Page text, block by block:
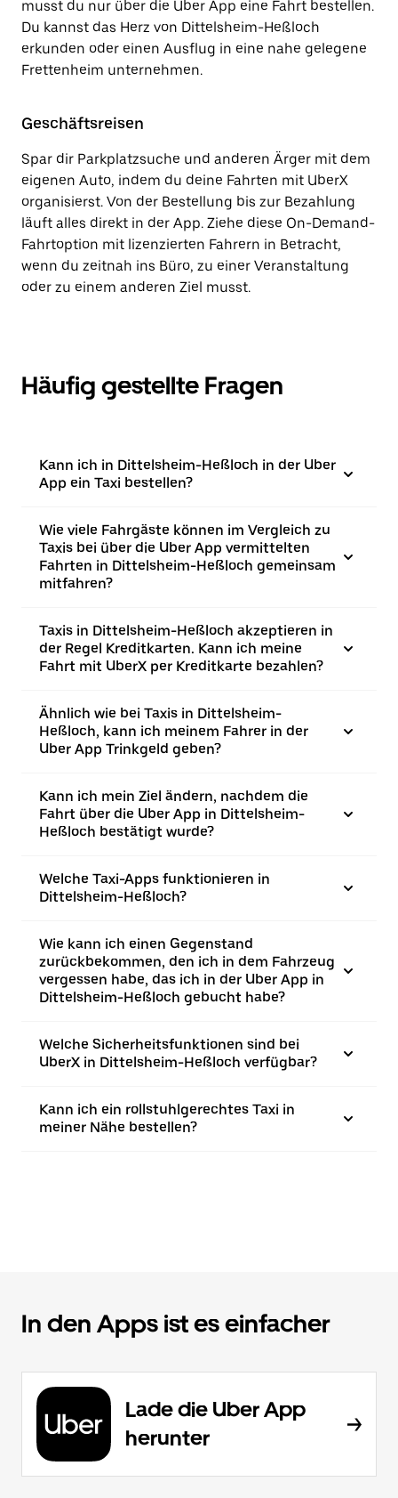
musst du nur über die Uber App eine Fahrt bestellen.
Du kannst das Herz von Dittelsheim-Heßloch
erkunden oder einen Ausflug in eine nahe gelegene
Frettenheim unternehmen.
Geschäftsreisen
Spar dir Parkplatzsuche und anderen Ärger mit dem
eigenen Auto, indem du deine Fahrten mit UberX
organisierst. Von der Bestellung bis zur Bezahlung
läuft alles direkt in der App. Ziehe diese On-Demand-
Fahrtoption mit lizenzierten Fahrern in Betracht,
wenn du zeitnah ins Büro, zu einer Veranstaltung
oder zu einem anderen Ziel musst.
Häufig gestellte Fragen
Kann ich in Dittelsheim-Heßloch in der Uber
App ein Taxi bestellen?
Wie viele Fahrgäste können im Vergleich zu
Taxis bei über die Uber App vermittelten
Fahrten in Dittelsheim-Heßloch gemeinsam
mitfahren?
Taxis in Dittelsheim-Heßloch akzeptieren in
der Regel Kreditkarten. Kann ich meine
Fahrt mit UberX per Kreditkarte bezahlen?
Ähnlich wie bei Taxis in Dittelsheim-
Heßloch, kann ich meinem Fahrer in der
Uber App Trinkgeld geben?
Kann ich mein Ziel ändern, nachdem die
Fahrt über die Uber App in Dittelsheim-
Heßloch bestätigt wurde?
Welche Taxi-Apps funktionieren in
Dittelsheim-Heßloch?
Wie kann ich einen Gegenstand
zurückbekommen, den ich in dem Fahrzeug
vergessen habe, das ich in der Uber App in
Dittelsheim-Heßloch gebucht habe?
Welche Sicherheitsfunktionen sind bei
UberX in Dittelsheim-Heßloch verfügbar?
Kann ich ein rollstuhlgerechtes Taxi in
meiner Nähe bestellen?
In den Apps ist es einfacher
Lade die Uber App
herunter